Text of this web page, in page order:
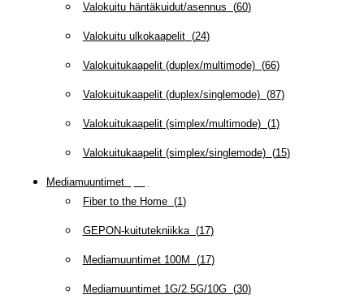
Valokuitu häntäkuidut/asennus (60)
Valokuitu ulkokaapelit(24)
Valokuitukaapelit (duplex/multimode)(66)
Valokuitukaapelit (duplex/singlemode)(87)
Valokuitukaapelit (simplex/multimode)(1)
Valokuitukaapelit (simplex/singlemode)(15)
Mediamuuntimet(
Fiber to the Home(1)
GEPON-kuitutekniikka(17)
Mediamuuntimet 100M (17)
Mediamuuntimet 1G/2.5G/10G(30)